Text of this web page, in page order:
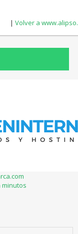
| Volver a
minutos